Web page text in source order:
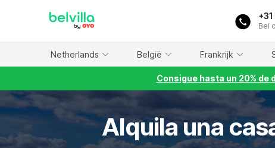
Bel
Netherlands België Frankrijk
Consigue hasta un 20%
Alquila una